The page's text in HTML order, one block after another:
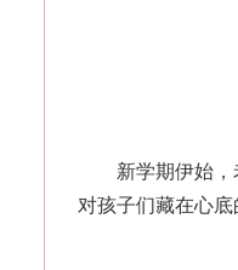
新学期伊始，老
对孩子们藏在心